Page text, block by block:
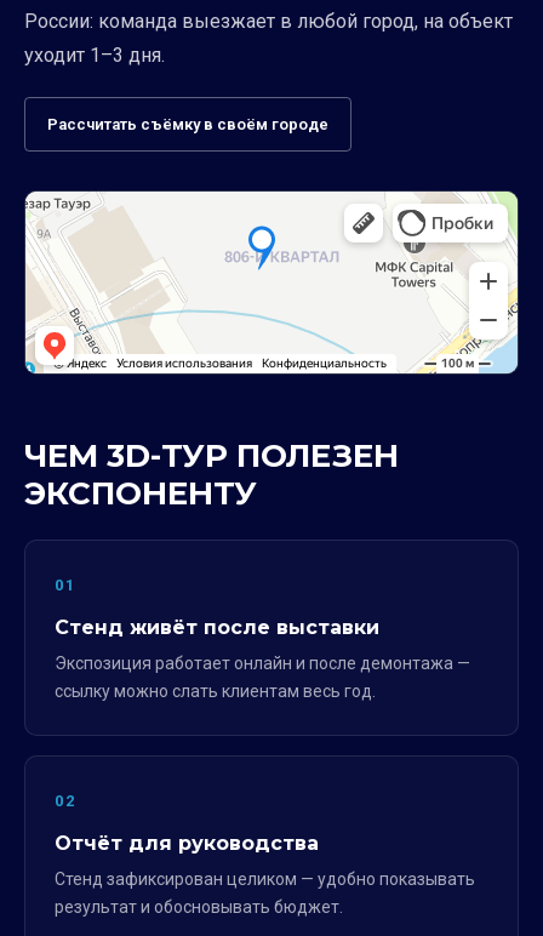
России: команда выезжает в любой город, на объект
уходит 1–3 дня.
Рассчитать съёмку в своём городе
ЧЕМ 3D-ТУР ПОЛЕЗЕН
ЭКСПОНЕНТУ
01
Стенд живёт после выставки
Экспозиция работает онлайн и после демонтажа —
ссылку можно слать клиентам весь год.
02
Отчёт для руководства
Стенд зафиксирован целиком — удобно показывать
результат и обосновывать бюджет.